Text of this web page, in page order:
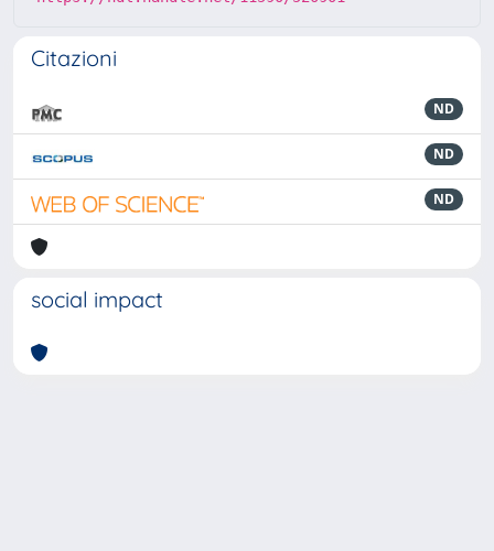
Citazioni
ND
ND
ND
social impact